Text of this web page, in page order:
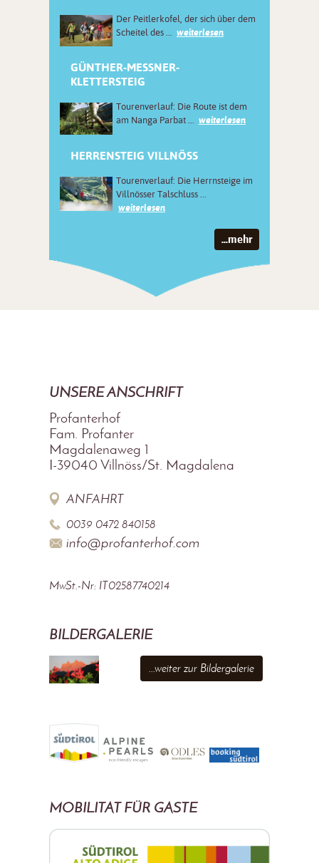
Der Peitlerkofel, der sich über dem
Scheitel des ...
weiterlesen
GÜNTHER-MESSNER-
KLETTERSTEIG
Tourenverlauf: Die Route ist dem
am Nanga Parbat ... weiterlesen
HERRENSTEIG VILLNÖSS
Tourenverlauf: Die Herrnsteige im
Villnösser Talschluss ...
weiterlesen
...mehr
UNSERE ANSCHRIFT
Profanterhof
Fam. Profanter
Magdalenaweg 1
I-39040 Villnöss/St. Magdalena
ANFAHRT
0039 0472 840158
info@profanterhof.com
MwSt.-Nr: IT02587740214
BILDERGALERIE
...weiter zur Bildergalerie
MOBILITÄT FÜR GÄSTE